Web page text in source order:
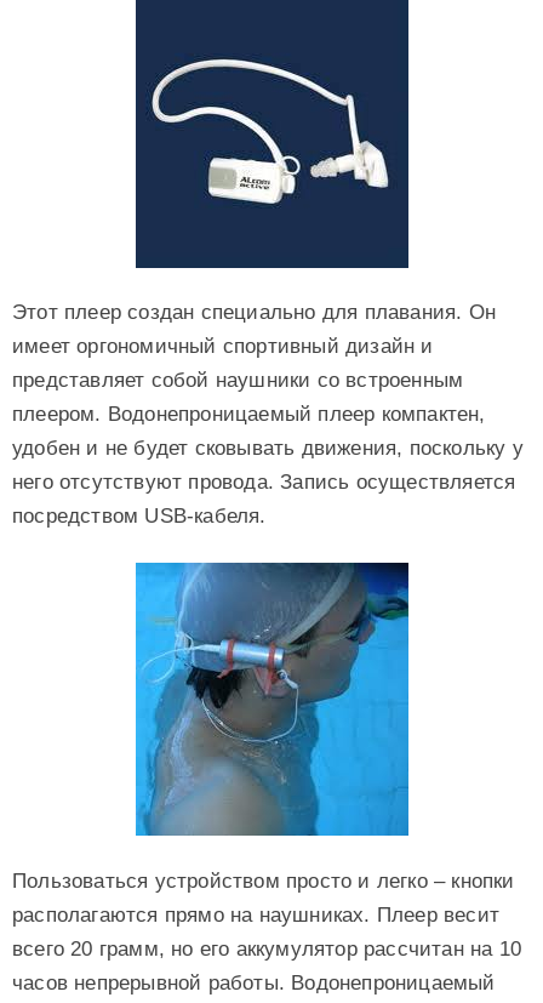
Этот плеер создан специально для плавания. Он
имеет оргономичный спортивный дизайн и
представляет собой наушники со встроенным
плеером. Водонепроницаемый плеер компактен,
удобен и не будет сковывать движения, поскольку у
него отсутствуют провода. Запись осуществляется
посредством USB-кабеля.
Пользоваться устройством просто и легко – кнопки
располагаются прямо на наушниках. Плеер весит
всего 20 грамм, но его аккумулятор рассчитан на 10
часов непрерывной работы. Водонепроницаемый